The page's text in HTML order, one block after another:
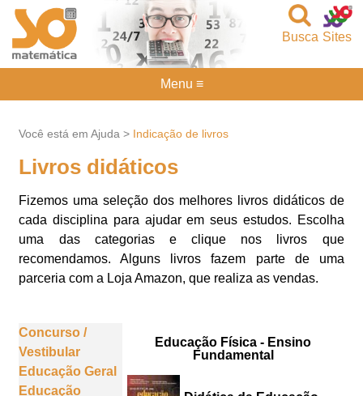
Sites
Busca
Você está em Ajuda > Indicação de livros
Livros didáticos
Fizemos uma seleção dos melhores livros didáticos de
cada disciplina para ajudar em seus estudos. Escolha
uma das categorias e clique nos livros que
recomendamos. Alguns livros fazem parte de uma
parceria com a Loja Amazon, que realiza as vendas.
Concurso /
Vestibular
Educação Geral
Educação
Educação Física - Ensino
Fundamental